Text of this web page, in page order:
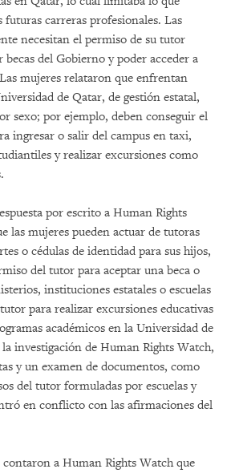
futuras carreras profesionales. Las
necesitan el permiso de su tutor
becas del Gobierno y poder acceder a
mujeres relataron que enfrentan
de Qatar, de gestión estatal,
sexo; por ejemplo, deben conseguir el
ingresar o salir del campus en taxi,
y realizar excursiones como
por escrito a Human Rights
las mujeres pueden actuar de tutoras
o cédulas de identidad para sus hijos,
del tutor para aceptar una beca o
instituciones estatales o escuelas
para realizar excursiones educativas
académicos en la Universidad de
investigación de Human Rights Watch,
y un examen de documentos, como
del tutor formuladas por escuelas y
en conflicto con las afirmaciones del
contaron a Human Rights Watch que